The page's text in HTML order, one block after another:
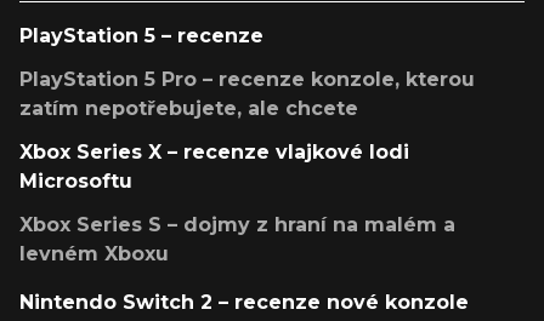
PlayStation 5 – recenze
PlayStation 5 Pro – recenze konzole, kterou
zatím nepotřebujete, ale chcete
Xbox Series X – recenze vlajkové lodi
Microsoftu
Xbox Series S – dojmy z hraní na malém a
levném Xboxu
Nintendo Switch 2 – recenze nové konzole